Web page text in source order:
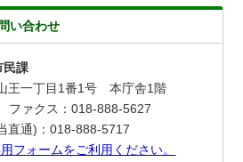
い合わせ
課
王一丁目1番1号 本庁舎1階
ァクス：018-888-5627
直通)：018-888-5717
フォームをご利用ください。